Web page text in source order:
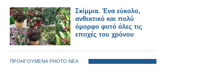
Σκίμμια. Ένα εύκολο,
ανθεκτικό και πολύ
όμορφο φυτό όλες τις
εποχές του χρόνου
ΠΡΟΗΓΟΥΜΕΝΑ PHOTO ΝΕΑ